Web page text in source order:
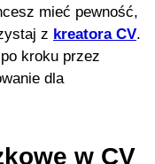
mieć pewność,
z kreatora CV.
kroku przez
dla
w CV